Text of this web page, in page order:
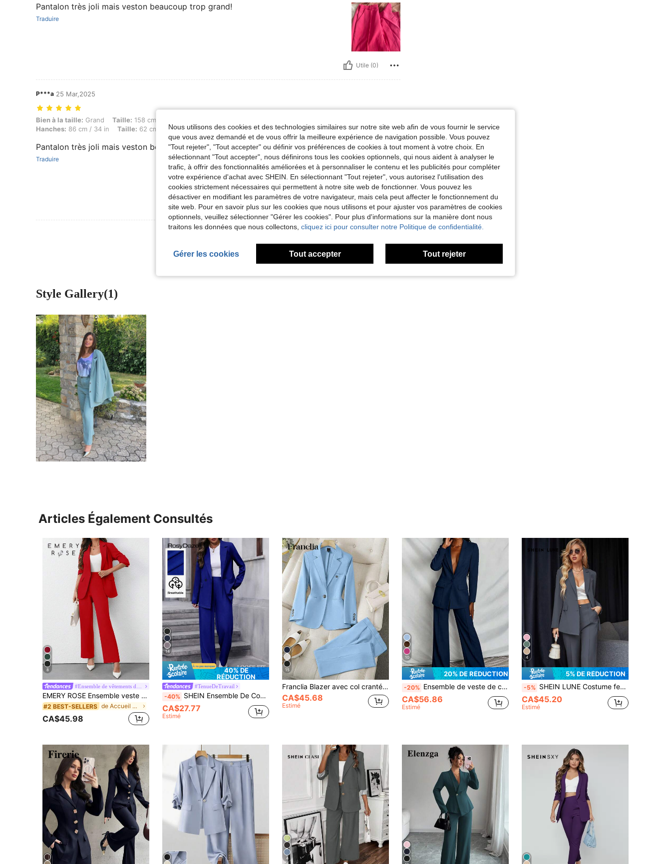
Pantalon très joli mais veston beaucoup trop grand!
Traduire
Utile (0)
P***a 25 Mar,2025
Bien à la taille: Grand, Taille: 158 cm / 62 in, Poids: 51 kg / 112 lbs, Buste: 86 cm / 34 in, Hanches: 86 cm / 34 in, Taille: 62 cm / 24 in, Couleur: Jaune citron, Taille: S
Bien à la taille: Grand Taille: 158 cm / 62 in
Hanches: 86 cm / 34 in Taille: 62 cm / 24 in Couleur:Jaune citron Taille:S
Pantalon très joli mais veston beaucoup trop grand!
Traduire
Utile (0)
Voir Plus D'avis
Style Gallery(1)
Articles Également Consultés
8
EMERY ROSE Ensemble veste de tailleur et pantalon de couleur unie pour femme
#2 BEST-SELLERS de Accueil Ensembles de costumes pour femmes
CA$45.98
14
40% DE
RÉDUCTION
#TenueDeTravail
-40% SHEIN Ensemble De Costume De Couleur Unie Pour Femme Avec Veste À Col En Revers Et Pantalon Long
CA$27.77
Estimé
15
Franclia Blazer avec col cranté et pantalon tailleur minimaliste pour femme avec un seul bouton, pour le trajet domicile-travail
CA$45.68
Estimé
10
20% DE RÉDUCTION
-20% Ensemble de veste de costume et pantalon de couleur unie pour femmes, minimaliste et polyvalent pour les fêtes, les banquets, les trajets de travail en automne
CA$56.86
Estimé
4
5% DE RÉDUCTION
-5% SHEIN LUNE Costume femme 2 pièces, veste blazer à col cranté à manches longues boutonnée et pantalon, couleur unie, pour un port quotidien, tenues de printemps et automne
CA$45.20
Estimé
4
Nous utilisons des cookies et des technologies similaires sur notre site web afin de vous fournir le service
que vous avez demandé et de vous offrir la meilleure expérience de navigation possible. Vous pouvez
"Tout rejeter", "Tout accepter" ou définir vos préférences de cookies à tout moment à votre choix. En
sélectionnant "Tout accepter", nous définirons tous les cookies optionnels, qui nous aident à analyser le
trafic, à offrir des fonctionnalités améliorées et à personnaliser le contenu et les publicités pour compléter
votre expérience d'achat avec SHEIN. En sélectionnant "Tout rejeter", vous autorisez l'utilisation des
cookies strictement nécessaires qui permettent à notre site web de fonctionner. Vous pouvez les
désactiver en modifiant les paramètres de votre navigateur, mais cela peut affecter le fonctionnement du
site web. Pour en savoir plus sur les cookies que nous utilisons et pour ajuster vos paramètres de cookies
optionnels, veuillez sélectionner "Gérer les cookies". Pour plus d'informations sur la manière dont nous
traitons les données que nous collectons, cliquez ici pour consulter notre Politique de confidentialité.
Gérer les cookies Tout accepter Tout rejeter